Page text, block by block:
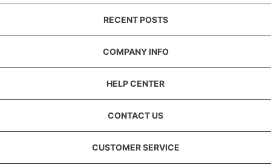
RECENT POSTS
COMPANY INFO
HELP CENTER
CONTACT US
CUSTOMER SERVICE